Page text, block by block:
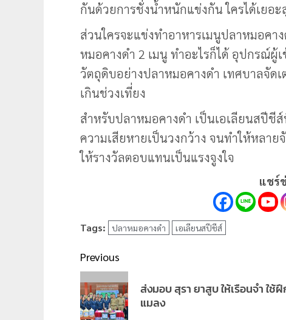
กันด้วยการชั่งน้ำหนักแข่งกัน ใครได้เยอ
ส่วนใครจะแข่งทำอาหารเมนูปลาหมอคา
หมอคางดำ 2 เมนู ทำอะไรก็ได้ อุปกรณ์ผู้
วัตถุดิบอย่างปลาหมอคางดำ เทศบาลจัดเ
เกินช่วงเที่ยง
สำหรับปลาหมอคางดำ เป็นเอเลียนสปีชี
ความเสียหายเป็นวงกว้าง จนทำให้หลา
ให้รางวัลตอบแทนเป็นแรงจูงใจ
แชร์
Tags: ปลาหมอคางดำ เอเลียนสปีชีส์
Post
navigation
Previous
Previous
post:
ส่งมอบ สุรา ยาสูบ ให้เรือนจำ ใ
แมลง